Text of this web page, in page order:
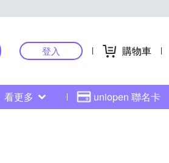
登入 購物車
看更多 uniopen 聯名卡